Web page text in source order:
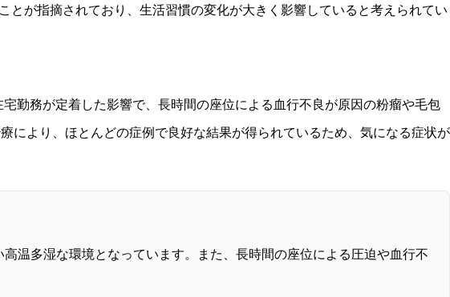
とが指摘されており、生活習慣の変化が大きく影響していると考えられてい
勤務が定着した影響で、長時間の座位による血行不良が原因の粉瘤や毛包
により、ほとんどの症例で良好な結果が得られているため、気になる症状が
温多湿な環境となっています。また、長時間の座位による圧迫や血行不